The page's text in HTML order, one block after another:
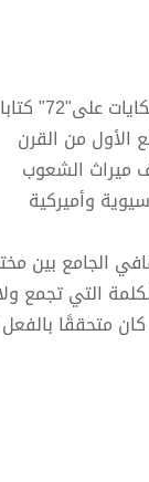
تجمع هذه السلسلة تراث الشعوب من الحكايات
الأول من القرن
ميراث الشعوب
وأميركية
الجامع بين
التي تجمع
متحققًا